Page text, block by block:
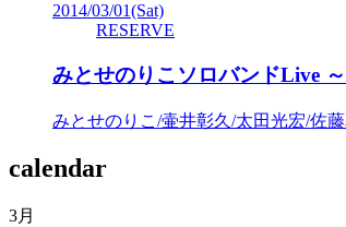
2014/03/01(Sat)
RESERVE
みとせのりこソロバンドLive
みとせのりこ/壷井彰久/太田光宏/佐
calendar
3月